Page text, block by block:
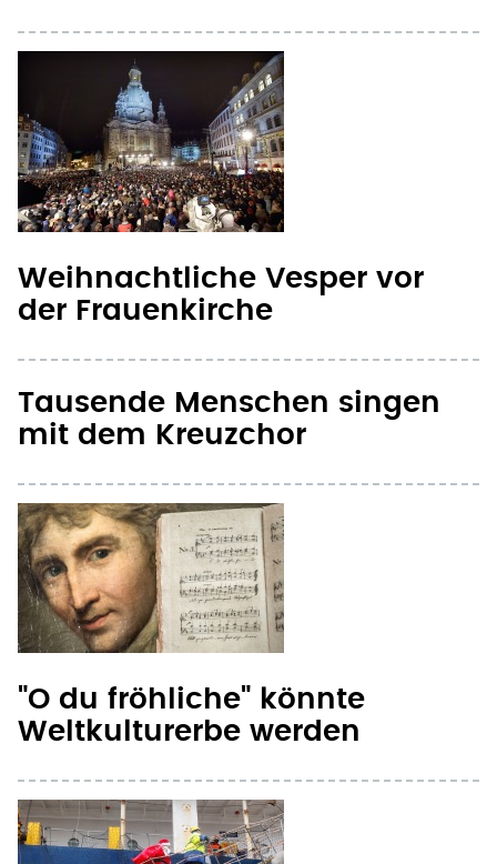
Weihnachtliche Vesper vor
der Frauenkirche
Tausende Menschen singen
mit dem Kreuzchor
"O du fröhliche" könnte
Weltkulturerbe werden